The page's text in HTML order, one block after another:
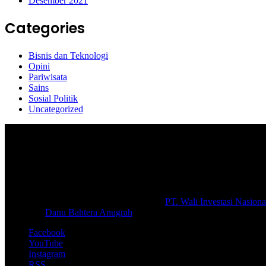
Categories
Bisnis dan Teknologi
Opini
Pariwisata
Sains
Sosial Politik
Uncategorized
PT. Wali Investasi
Danu Bahtera Anugrah
Facebook
YouTube
Instagram